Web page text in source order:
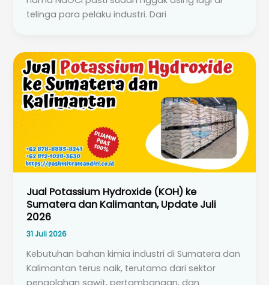
telinga para pelaku industri. Dari
Jual Potassium Hydroxide (KOH) ke
Sumatera dan Kalimantan, Update Juli
2026
31 Juli 2026
Kebutuhan bahan kimia industri di Sumatera dan
Kalimantan terus naik, terutama dari sektor
pengolahan sawit, pertambangan, dan